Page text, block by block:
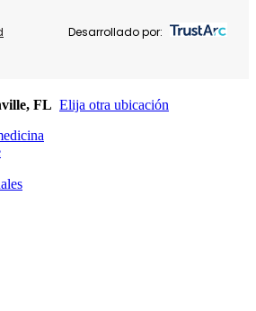
Desarrollado por:
FL Elija otra ubicación